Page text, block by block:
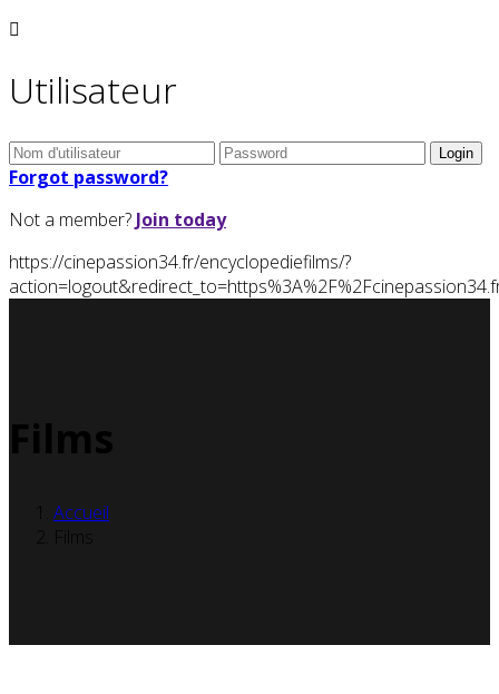
Utilisateur
Forgot password?
Not a member? Join today
https://cinepassion34.fr/encyclopediefilms/?
Films
Accueil
Films